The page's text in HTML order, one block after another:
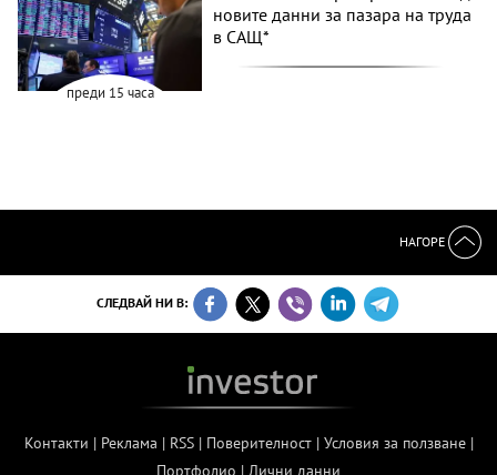
преди 15 часа
новите данни за пазара на труда
в САЩ*
НАГОРЕ
СЛЕДВАЙ НИ В:
Контакти | Реклама | RSS| Поверителност| Условия за ползване|
Портфолио | Лични данни